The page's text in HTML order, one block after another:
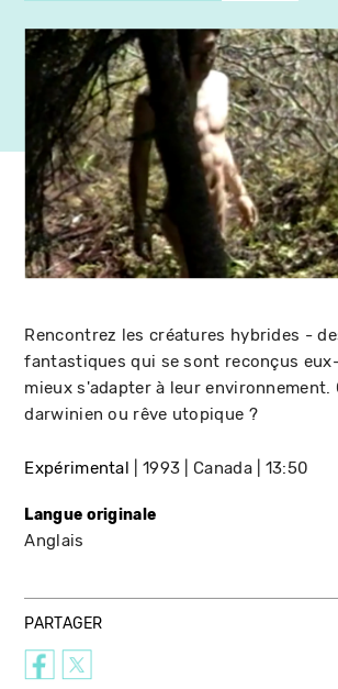
Rencontrez les créatures hybrides -
fantastiques qui se sont reconçus
mieux s'adapter à leur environnement.
darwinien ou rêve utopique ?
Expérimental 1993 Canada 13:50
Langue originale
Anglais
PARTAGER